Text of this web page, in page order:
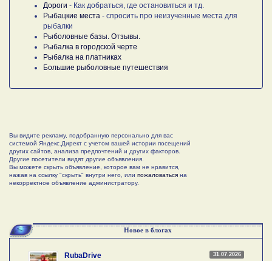
Дороги - Как добраться, где остановиться и тд.
Рыбацкие места - спросить про неизученные места для
рыбалки
Рыболовные базы. Отзывы.
Рыбалка в городской черте
Рыбалка на платниках
Большие рыболовные путешествия
Вы видите рекламу, подобранную персонально для вас
системой Яндекс.Директ с учетом вашей истории посещений
других сайтов, анализа предпочтений и других факторов.
Другие посетители видят другие объявления.
Вы можете скрыть объявление, которое вам не нравится,
нажав на ссылку "скрыть" внутри него, или пожаловаться на
некорректное объявление администратору.
Новое в блогах
31.07.2026
RubaDrive